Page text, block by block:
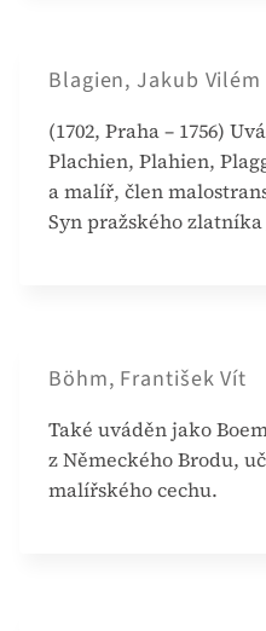
Blagien, Jakub Vilém
(1702, Praha – 1756)
Plachien, Plahien,
a malíř, člen
Syn pražského
Böhm, František Vít
Také uváděn jako
z Německého Brodu,
malířského cechu.